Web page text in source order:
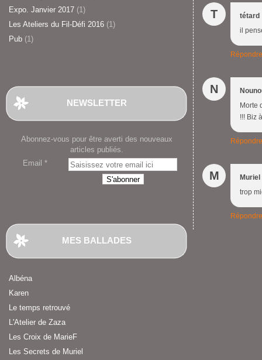
Expo. Janvier 2017 (1)
Les Ateliers du Fil-Défi 2016 (1)
Pub (1)
NEWSLETTER
Abonnez-vous pour être averti des nouveaux
articles publiés.
Email
MES BALLADES
Albéna
Karen
Le temps retrouvé
L'Atelier de Zaza
Les Croix de MarieF
Les Secrets de Muriel
T
tétard
il
Répondre
N
Morte
!!! Biz
Répondre
M
trop
Répondre